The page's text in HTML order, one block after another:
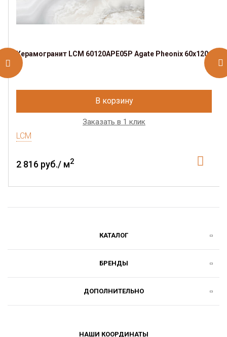
Керамогранит LCM 60120APE05P Agate Pheonix 60x120
В корзину
Заказать в 1 клик
LCM
2 816 руб./ м2
КАТАЛОГ
БРЕНДЫ
ДОПОЛНИТЕЛЬНО
НАШИ КООРДИНАТЫ